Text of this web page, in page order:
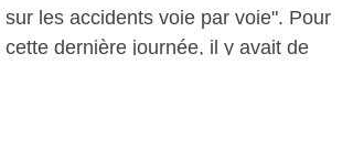
sur les accidents voie par voie". Pour
cette dernière journée, il y avait de